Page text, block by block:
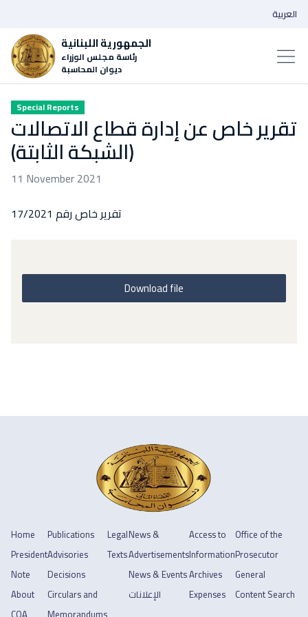
الجمهورية اللبنانية
رئاسة مجلس الوزراء
ديوان المحاسبة
العربية
Special Reports
تقرير خاص عن إدارة قطاع الاتصالات
(الشبكة الثابتة)
11 November 2021
تقرير خاص رقم 17/2021
Download file
Home
President
Note
About
Publications
Advisories
Decisions
Circulars and
Legal
Texts
News &
Advertisements
News & Events
الإعلانات
Access to
Information
Archives
Expenses
Office of the
Prosecutor
General
Content Search